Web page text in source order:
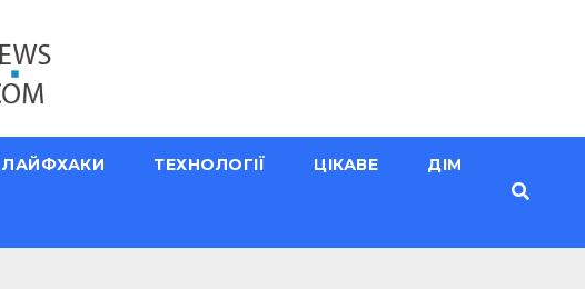
ЛАЙФХАКИ ТЕХНОЛОГІЇ ЦІКАВЕ ДІМ